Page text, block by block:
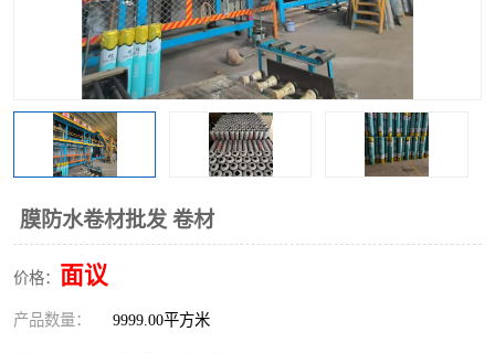
膜防水卷材批发 卷材
价格： 面议
产品数量： 9999.00平方米